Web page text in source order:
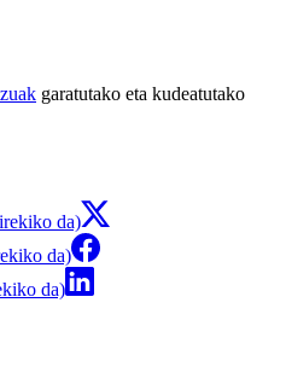
garatutako eta kudeatutako
da)
da)
da)